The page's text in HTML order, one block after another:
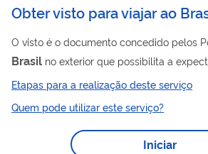
Obter visto para viajar ao
O visto é o documento concedido pelos
Brasil no exterior que possibilita a
estada de estrangeiros no território
satisfeitas as condições previstas na
solicitar o visto, o cidadão estrangeiro
Formulário de Pedido de Visto devidamente preenchido,
documento de viagem válido,
Etapas para a realização deste serviço
Quem pode utilizar este serviço?
Iniciar